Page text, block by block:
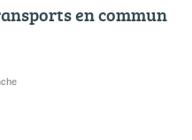
en commun